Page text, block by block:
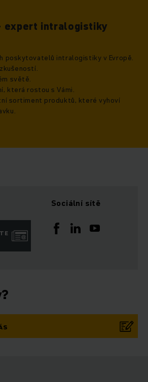
expert intralogistiky
poskytovatelů intralogistiky v Evropě.
světě.
která rostou s Vámi.
sortiment produktů, které vyhoví
Sociální sítě